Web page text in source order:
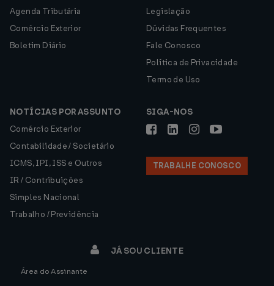
Agenda Tributária
Comércio Exterior
Boletim Diário
Legislação
Dúvidas Frequentes
Fale Conosco
Política de Privacidade
Termo de Uso
NOTÍCIAS POR ASSUNTO
Comércio Exterior
Contabilidade / Societário
ICMS, IPI, ISS e Outros
IR / Contribuições
Simples Nacional
Trabalho / Previdência
SIGA-NOS
TRABALHE CONOSCO
JÁ SOU CLIENTE
Área do Assinante